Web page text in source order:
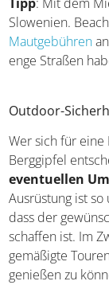
Tipp: Mit dem
Slowenien.
Mautgebühren
enge Straßen
Outdoor-
Wer sich für
Berggipfel
eventuellen
Ausrüstung ist
dass der
schaffen ist. Im
gemäßigte
genießen zu